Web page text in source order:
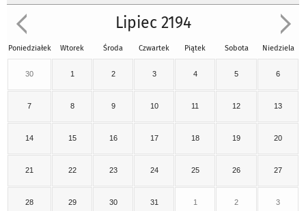
Lipiec 2194
Poniedziałek Wtorek Środa Czwartek Piątek Sobota Niedziela
30 1 2 3 4 5 6
7 8 9 10 11 12 13
14 15 16 17 18 19 20
21 22 23 24 25 26 27
28 29 30 31 1 2 3